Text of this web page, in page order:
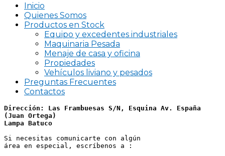
Inicio
Quienes Somos
Productos en Stock
Equipo y excedentes industriales
Maquinaria Pesada
Menaje de casa y oficina
Propiedades
Vehículos liviano y pesados
Preguntas Frecuentes
Contactos
Dirección: Las Frambuesas S/N, Esquina Av. España
(Juan Ortega)
Lampa Batuco
Si necesitas comunicarte con algún
área en especial, escríbenos a :